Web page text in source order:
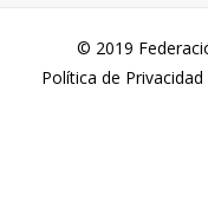
© 2019
Política de Privacidad